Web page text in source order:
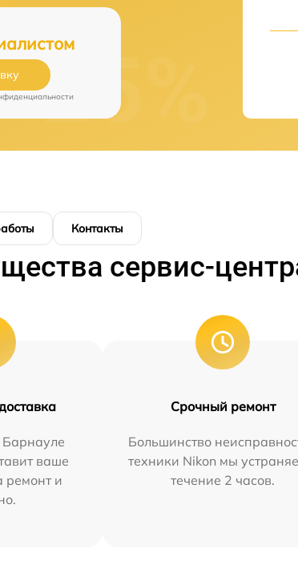
Контакты
сервис-
ваше
ремонт и
Срочный ремонт
Большинство
техники Nikon мы
течение 2 часов.